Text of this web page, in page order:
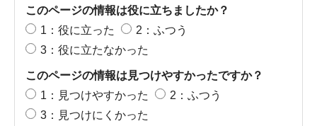
このページの情報は役に立ちましたか？
1：役に立った
2：ふつう
3：役に立たなかった
このページの情報は見つけやすかったですか？
1：見つけやすかった
2：ふつう
3：見つけにくかった